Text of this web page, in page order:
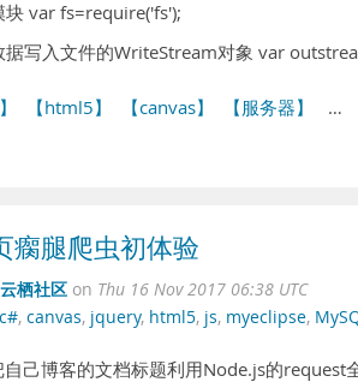
var fs=require('fs');
写入文件的WriteStream对象 var
【html5】 【canvas】 【服务器】
…
瘸腿爬虫初体验
栖社区 on Thu 16 Nov 2017 06:38 UTC
c#, canvas, jquery, html5, js, myeclipse,
己博客的文档标题利用Node.js的request